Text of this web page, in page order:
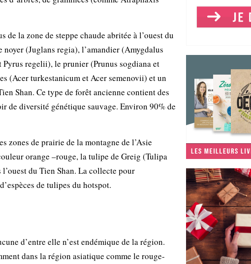
de la zone de steppe chaude abritée à l’ouest du
(Juglans regia), l’amandier (Amygdalus
regelii), le prunier (Prunus sogdiana et
(Acer turkestanicum et Acer semenovii) et un
Shan. Ce type de forêt ancienne contient des
de diversité génétique sauvage. Environ 90% de
zones de prairie de la montagne de l’Asie
orange –rouge, la tulipe de Greig (Tulipa
du Tien Shan. La collecte pour
de tulipes du hotspot.
d’entre elle n’est endémique de la région.
dans la région asiatique comme le rouge-